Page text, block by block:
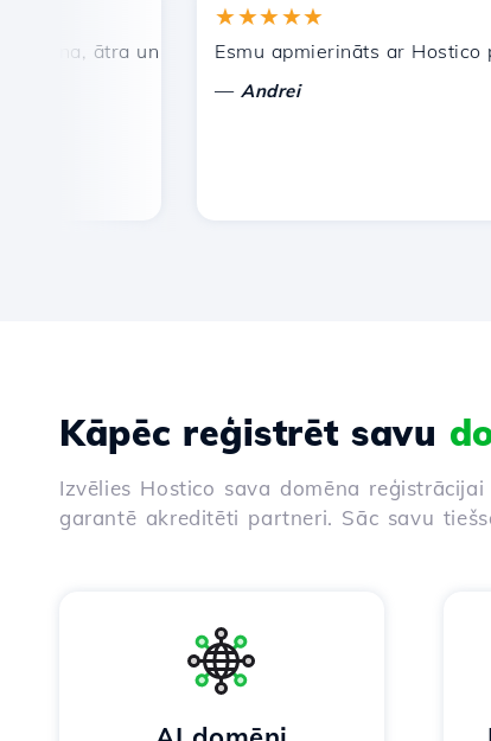
ātra un efektīva tehniskā atbalsta dienests.
★★★★★
Esmu apmierināts ar Hostico
Andrei
Kāpēc reģistrēt savu
Izvēlies Hostico sava domēna
garantē akreditēti partneri. Sāc savu